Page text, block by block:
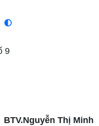
9
BTV.Nguyễn Thị Minh